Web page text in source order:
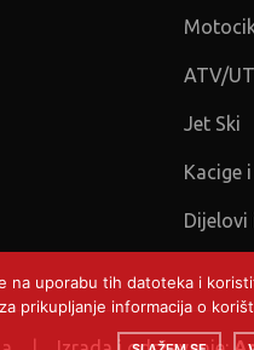
ATV/
Jet Ski
Kacige
Dijelovi
na uporabu tih datoteka i
prikupljanje informacija o